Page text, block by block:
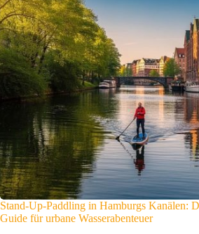
Stand-Up-Paddling in Hamburgs Kanälen:
Guide für urbane Wasserabenteuer